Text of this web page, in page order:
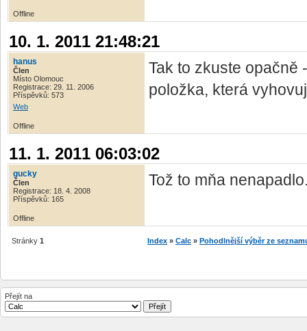
Offline
10. 1. 2011 21:48:21
hanus
Člen
Místo Olomouc
Registrace: 29. 11. 2006
Příspěvků: 573
Web
Tak to zkuste opačně
položka, která
Offline
11. 1. 2011 06:03:02
gucky
Člen
Registrace: 18. 4. 2008
Příspěvků: 165
Tož to mňa
Offline
Stránky 1 Index » Calc » Pohodlnější výběr ze
Přejít na